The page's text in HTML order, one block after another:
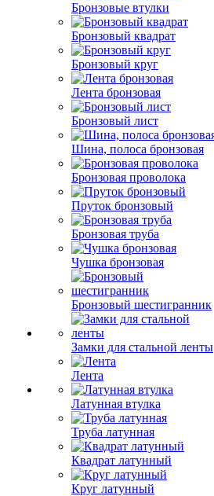
Бронзовые втулки
Бронзовый квадрат
Бронзовый круг
Лента бронзовая
Бронзовый лист
Шина, полоса бронзовая
Бронзовая проволока
Пруток бронзовый
Бронзовая труба
Чушка бронзовая
Бронзовый шестигранник
Замки для стальной ленты
Лента
Латунная втулка
Труба латунная
Квадрат латунный
Круг латунный